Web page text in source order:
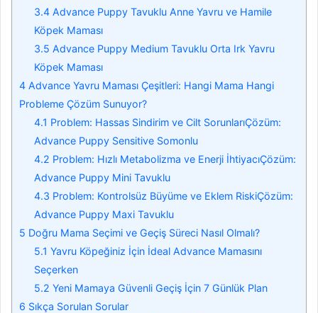
3.4 Advance Puppy Tavuklu Anne Yavru ve Hamile
Köpek Maması
3.5 Advance Puppy Medium Tavuklu Orta Irk Yavru
Köpek Maması
4 Advance Yavru Maması Çeşitleri: Hangi Mama Hangi
Probleme Çözüm Sunuyor?
4.1 Problem: Hassas Sindirim ve Cilt SorunlarıÇözüm:
Advance Puppy Sensitive Somonlu
4.2 Problem: Hızlı Metabolizma ve Enerji İhtiyacıÇözüm:
Advance Puppy Mini Tavuklu
4.3 Problem: Kontrolsüz Büyüme ve Eklem RiskiÇözüm:
Advance Puppy Maxi Tavuklu
5 Doğru Mama Seçimi ve Geçiş Süreci Nasıl Olmalı?
5.1 Yavru Köpeğiniz İçin İdeal Advance Mamasını
Seçerken
5.2 Yeni Mamaya Güvenli Geçiş İçin 7 Günlük Plan
6 Sıkça Sorulan Sorular